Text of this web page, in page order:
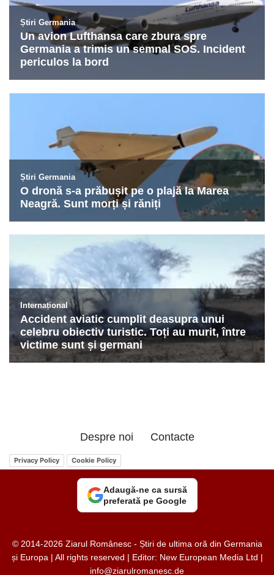
Despre noi Contacte
Privacy Policy Cookie Policy
Adaugă-ne ca sursă
preferată pe Google
© 2014-2026 Ziarul Românesc - Știri de ultima oră din Germania
și Europa | All rights reserved | Editor: New European Media Ltd |
info@ziarulromanesc.de